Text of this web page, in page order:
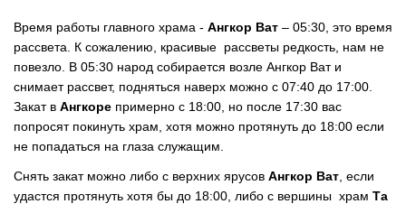
Время работы главного храма - Ангкор Ват – 05:30, это время
рассвета. К сожалению, красивые рассветы редкость, нам не
повезло. В 05:30 народ собирается возле Ангкор Ват и
снимает рассвет, подняться наверх можно с 07:40 до 17:00.
Закат в Ангкоре примерно с 18:00, но после 17:30 вас
попросят покинуть храм, хотя можно протянуть до 18:00 если
не попадаться на глаза служащим.
Снять закат можно либо с верхних ярусов Ангкор Ват , если
удастся протянуть хотя бы до 18:00, либо с вершины храм Та